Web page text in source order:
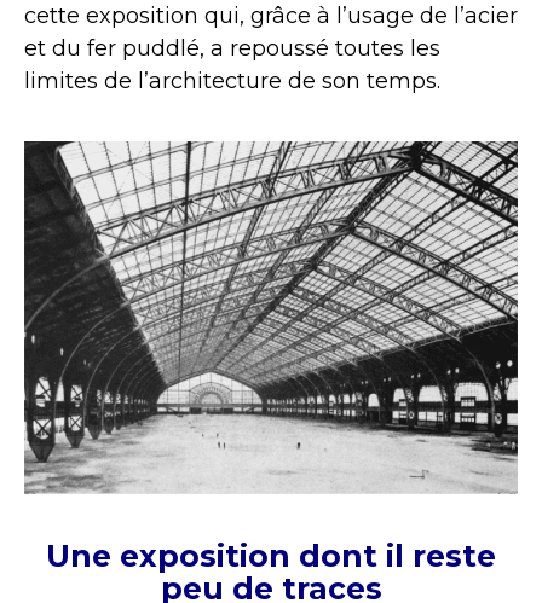
cette exposition qui, grâce à l’usage de l’acier
et du fer puddlé, a repoussé toutes les
limites de l’architecture de son temps.
Une exposition dont il reste
peu de traces